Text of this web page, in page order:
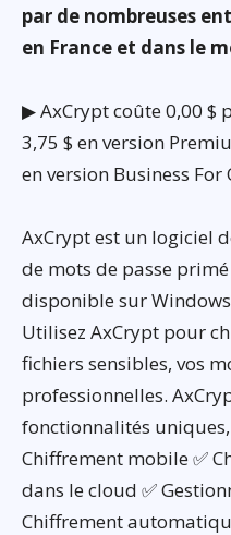
par de nombreuses
en France et dans le
▶ AxCrypt coûte 0,00 $
3,75 $ en version
en version Business
AxCrypt est un logiciel
de mots de passe
disponible sur
Utilisez AxCrypt pour
fichiers sensibles, vos
professionnelles.
fonctionnalités
Chiffrement mobile ✅
dans le cloud ✅
Chiffrement